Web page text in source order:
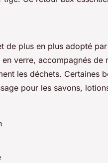
de plus en plus adopté
verre, accompagnés de
les déchets. Certaines
pour les savons,